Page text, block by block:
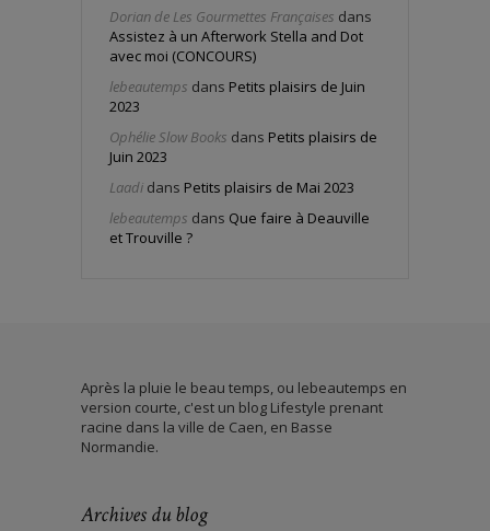
Dorian de Les Gourmettes Françaises dans
Assistez à un Afterwork Stella and Dot
avec moi (CONCOURS)
lebeautemps dans Petits plaisirs de Juin
2023
Ophélie Slow Books dans Petits plaisirs de
Juin 2023
Laadi dans Petits plaisirs de Mai 2023
lebeautemps dans Que faire à Deauville
et Trouville ?
Après la pluie le beau temps, ou lebeautemps en
version courte, c'est un blog Lifestyle prenant
racine dans la ville de Caen, en Basse
Normandie.
Archives du blog